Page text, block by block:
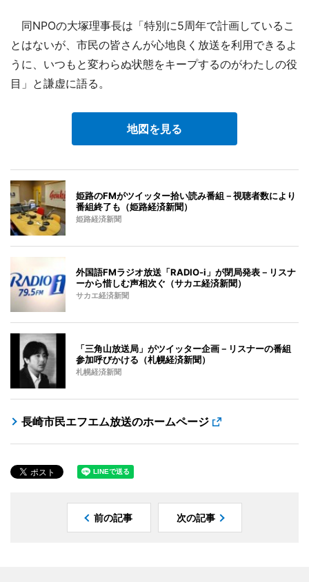
同NPOの大塚理事長は「特別に5周年で計画しているこ
とはないが、市民の皆さんが心地良く放送を利用できるよ
うに、いつもと変わらぬ状態をキープするのがわたしの役
目」と謙虚に語る。
地図を見る
姫路のFMがツイッター拾い読み番組－視聴者数により
番組終了も（姫路経済新聞）
姫路経済新聞
外国語FMラジオ放送「RADIO-i」が閉局発表－リスナ
ーから惜しむ声相次ぐ（サカエ経済新聞）
サカエ経済新聞
「三角山放送局」がツイッター企画－リスナーの番組
参加呼びかける（札幌経済新聞）
札幌経済新聞
長崎市民エフエム放送のホームページ
前の記事 次の記事